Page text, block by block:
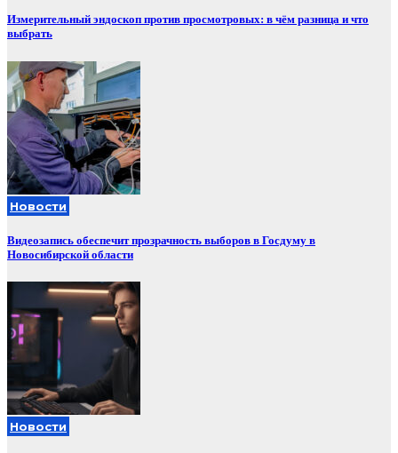
Измерительный эндоскоп против просмотровых: в чём разница и что
выбрать
Новости
Видеозапись обеспечит прозрачность выборов в Госдуму в
Новосибирской области
Новости